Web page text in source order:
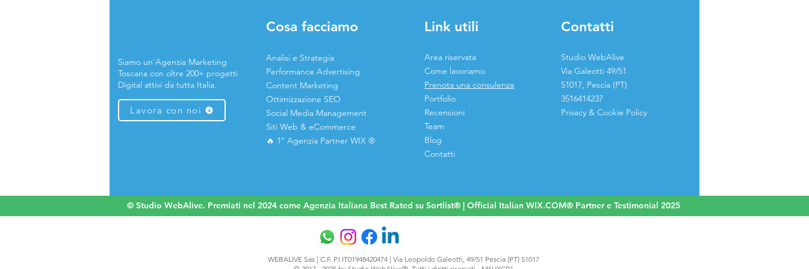
Siamo un'Agenzia Marketing
Toscana con oltre 200+ progetti
Digital attivi da tutta Italia.
Lavora con noi
Cosa facciamo
Analisi e Strategia
Performance Advertising
Content Marketing
Ottimizzazione SEO
Social Media Management
Siti Web & eCommerce
🔥 1° Agenzia Partner WIX ®
Link utili
Area riservata
Come lavoriamo
Prenota una consulenza
Portfolio
Recensioni
Team
Blog
Contatti
Contatti
Studio WebAlive
Via Galeotti 49/51
51017, Pescia (PT)
3516414237
Privacy & Cookie Policy
© Studio WebAlive. Premiati nel 2024 come Agenzia Italiana Best Rated su Sortlist® | Official Italian WIX.COM® Partner e Testimonial 2025
WEBALIVE Sas | C.F. P.I IT01948420474 | Via Leopoldo Galeotti, 49/51 Pescia (PT) 51017